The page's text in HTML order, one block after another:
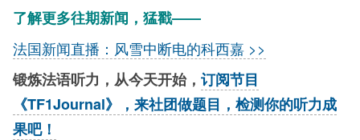
了解更多往期新闻，猛戳——
法国新闻直播：风雪中断电的科西嘉 >>
锻炼法语听力，从今天开始， 订阅节目
《TF1Journal》，来社团做题目，检测你的听力成
果吧！